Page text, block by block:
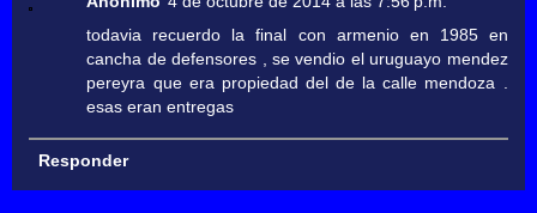
todavia recuerdo la final con armenio en 1985 en
cancha de defensores , se vendio el uruguayo mendez
pereyra que era propiedad del de la calle mendoza .
esas eran entregas
Responder